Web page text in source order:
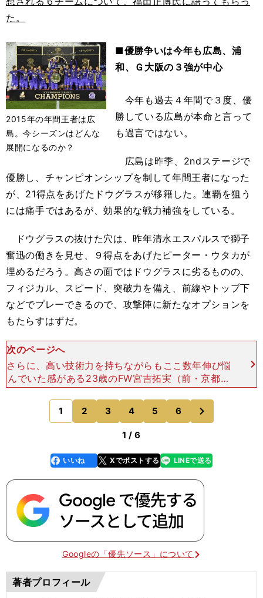
た。
2015年の年間王者は広
島。今シーズンはどんな
展開になるのか？
■優勝争いは今年も広島、浦
和、Ｇ大阪の３強が中心
今年も過去４年間で３度、優
勝している広島が本命と言って
も過言ではない。
広島は昨季、2ndステージで
優勝し、チャンピオンシップを制して年間王者になった
が、21得点をあげたドウグラスが移籍した。連覇を狙う
には痛手ではあるが、効果的な戦力補強をしている。
ドウグラスの抜けた穴は、昨年清水エスパルスで獅子
奮迅の働きを見せ、９得点をあげたピーター・ウタカが
埋めるだろう。高さの面ではドウグラスに劣るものの、
フィジカル、スピード、突破力を備え、前線やトップ下
などでプレーできるので、攻撃陣に新たなオプションを
もたらすはずだ。
次のページへ
さらに、高い技術力を持ちながらもここ数年伸び悩
んでいた感がある23歳のFW宮吉拓実（前・京都）
も楽しみな存在。若手を起用しながら育てるのがう
まい森保一監督のもと、手本とすべき佐藤寿人とい
うFWがいる広
1 2 3 4 5 6
のページへ
1 / 6
faceboo
k
いいね Xでポストする
line LINEで送る
Googleの「優先ソース」について
著者プロフィール